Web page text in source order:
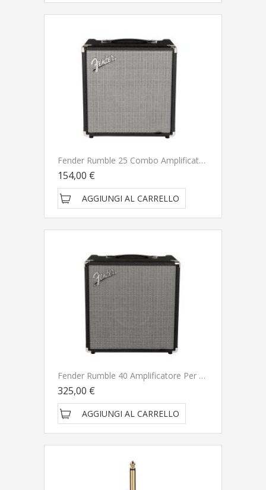
Fender Rumble 25 Combo Amplificatore Per Basso
154,00 €
AGGIUNGI AL CARRELLO
Fender Rumble 40 Amplificatore Per Basso NUOVO ARRIVO
325,00 €
AGGIUNGI AL CARRELLO